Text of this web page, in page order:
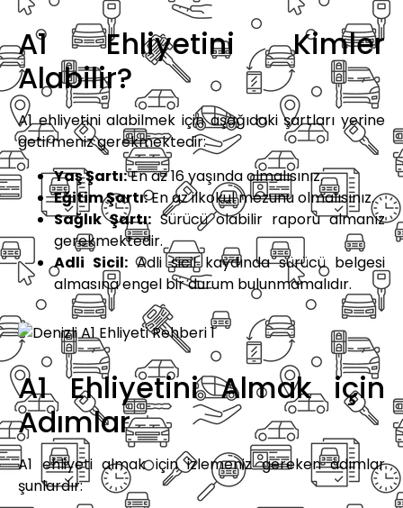
A1 Ehliyetini Kimler
Alabilir?
A1 ehliyetini alabilmek için aşağıdaki şartları yerine
getirmeniz gerekmektedir:
Yaş Şartı:En az 16 yaşında olmalısınız.
Eğitim Şartı:En az ilkokul mezunu olmalısınız.
Sağlık Şartı:Sürücü olabilir raporu almanız
gerekmektedir.
Adli Sicil: Adli sicil kaydında sürücü belgesi
almasına engel bir durum bulunmamalıdır.
A1 Ehliyetini Almak için
Adımlar
A1 ehliyeti almak için izlemeniz gereken adımlar
şunlardır: